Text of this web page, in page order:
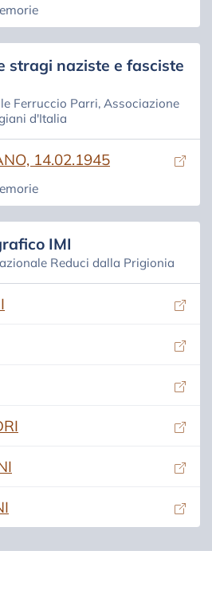
stragi naziste e fasciste
Ferruccio Parri, Associazione
d'Italia
14.02.1945
scheda)
IMI
Reduci dalla Prigionia
scheda)
scheda)
scheda)
scheda)
scheda)
scheda)